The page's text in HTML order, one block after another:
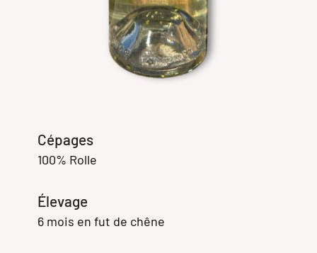
Cépages
100% Rolle
Élevage
6 mois en fut de chêne